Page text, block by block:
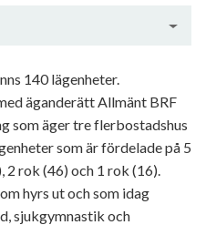
140 lägenheter.
äganderätt Allmänt BRF
som äger tre flerbostadshus
som är fördelade på 5
2 rok (46) och 1 rok (16).
hyrs ut och som idag
sjukgymnastik och